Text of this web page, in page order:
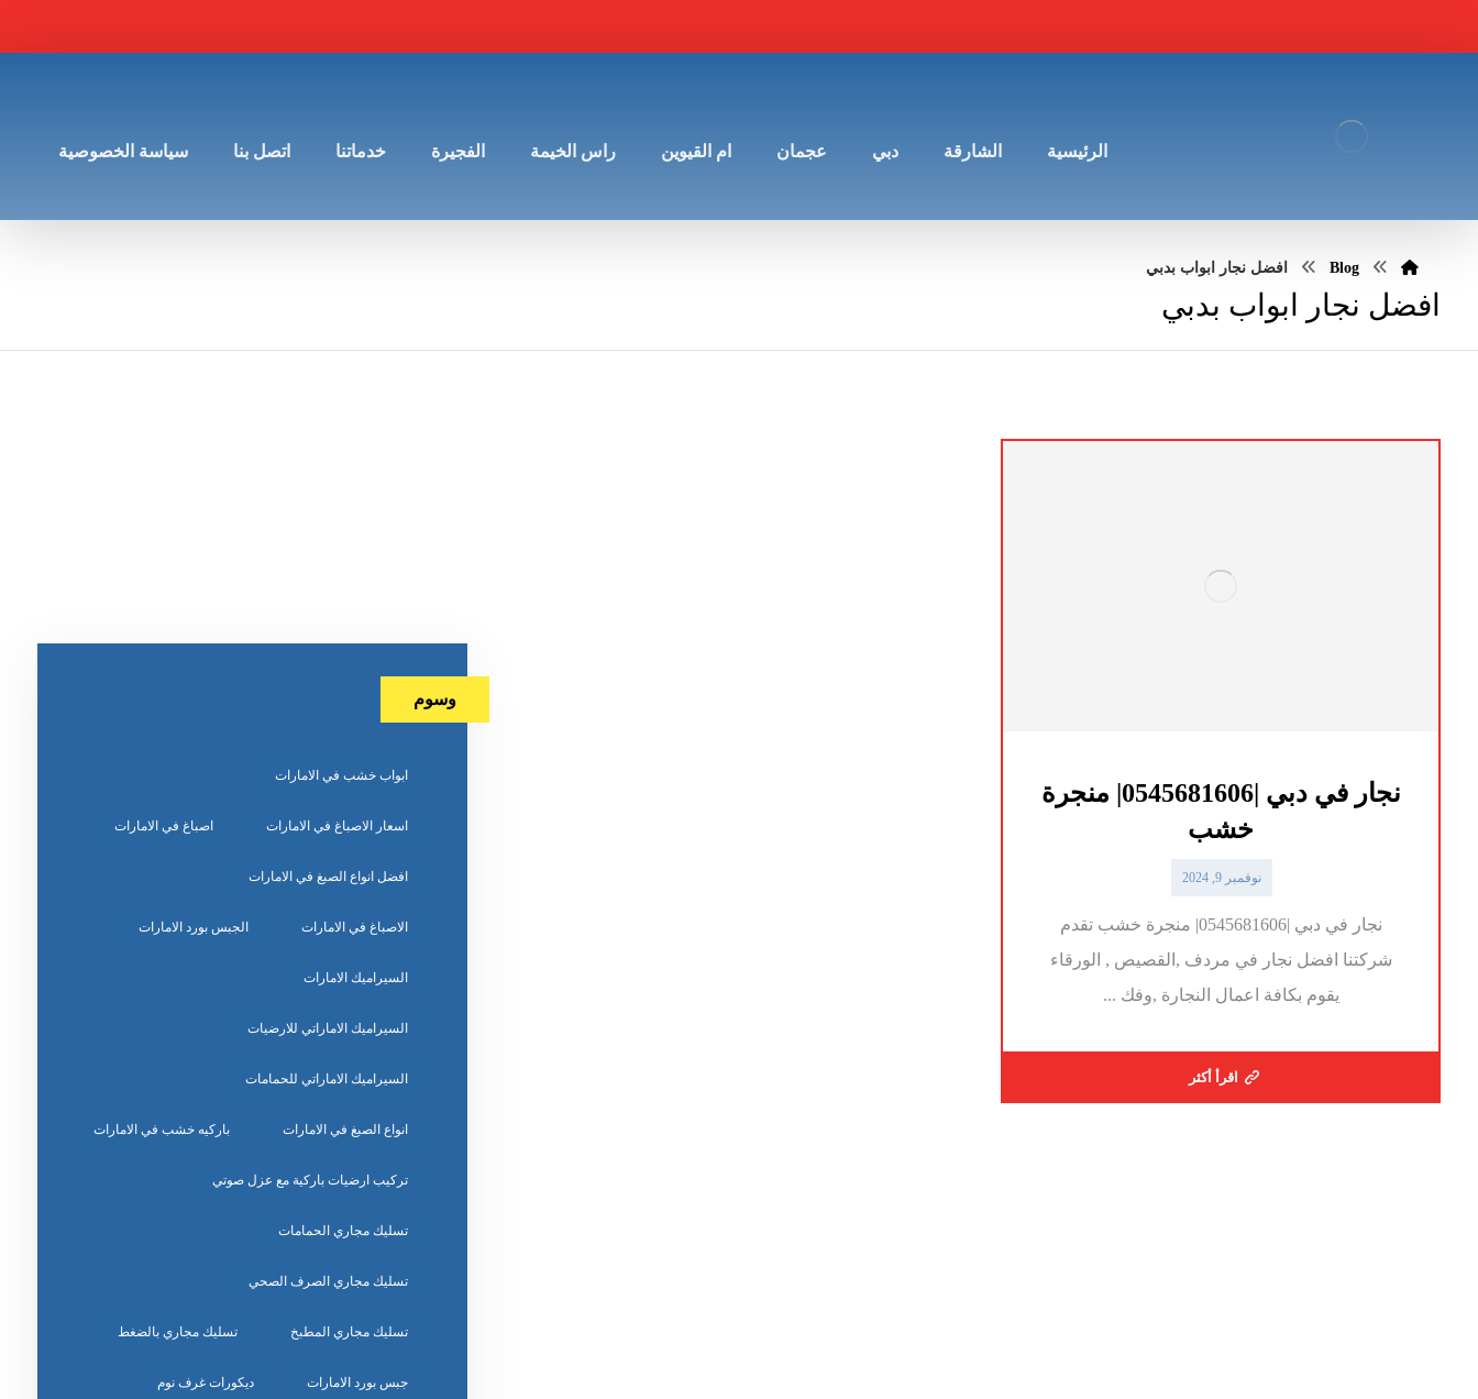
الرئيسية الشارقة دبي عجمان ام القيوين راس الخيمة الفجيرة خدماتنا اتصل بنا سياسة الخصوصية
Blog افضل نجار ابواب بدبي
افضل نجار ابواب بدبي
نجار في دبي |0545681606| منجرة
خشب
نوفمبر 9, 2024
نجار في دبي |0545681606| منجرة خشب تقدم
شركتنا افضل نجار في مردف ,القصيص , الورقاء
يقوم بكافة اعمال النجارة ,وفك ...
اقرأ أكثر
وسوم
ابواب خشب في الامارات
اسعار الاصباغ في الامارات اصباغ في الامارات
افضل انواع الصبغ في الامارات
الاصباغ في الامارات الجبس بورد الامارات
السيراميك الامارات
السيراميك الاماراتي للارضيات
السيراميك الاماراتي للحمامات
انواع الصبغ في الامارات باركيه خشب في الامارات
تركيب ارضيات باركية مع عزل صوتي
تسليك مجاري الحمامات
تسليك مجاري الصرف الصحي
تسليك مجاري المطبخ تسليك مجاري بالضغط
جبس بورد الامارات ديكورات غرف نوم